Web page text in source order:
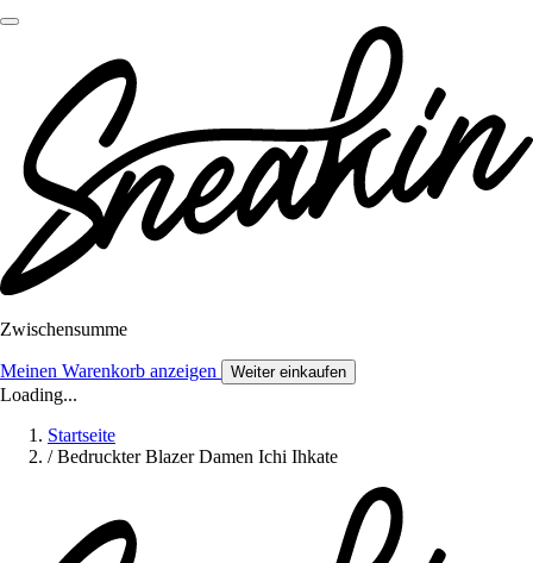
Zwischensumme
Meinen Warenkorb anzeigen Weiter einkaufen
Loading...
Startseite
/ Bedruckter Blazer Damen Ichi Ihkate